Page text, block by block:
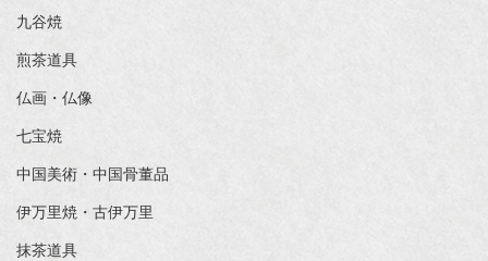
九谷焼
煎茶道具
仏画・仏像
七宝焼
中国美術・中国骨董品
伊万里焼・古伊万里
抹茶道具